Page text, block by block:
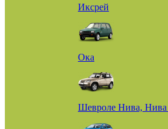
Иксрей
Ока
Шевроле Нива, Нива